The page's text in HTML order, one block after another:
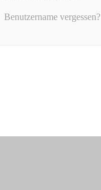
Benutzername vergessen?